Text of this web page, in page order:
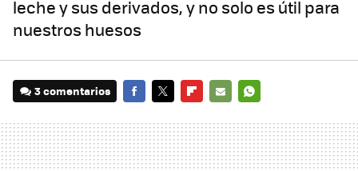
leche y sus derivados, y no solo es útil para
nuestros huesos
3 comentarios
MAIL